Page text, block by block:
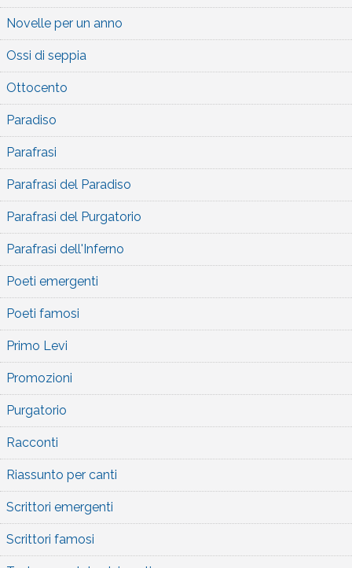
Novelle per un anno
Ossi di seppia
Ottocento
Paradiso
Parafrasi
Parafrasi del Paradiso
Parafrasi del Purgatorio
Parafrasi dell'Inferno
Poeti emergenti
Poeti famosi
Primo Levi
Promozioni
Purgatorio
Racconti
Riassunto per canti
Scrittori emergenti
Scrittori famosi